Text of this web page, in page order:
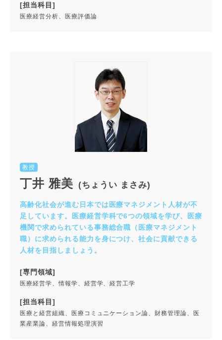
[担当科目]
医療経営分析、医療評価論
教授
丁井 雅美 (ちょうい まさみ)
高齢化社会が進む日本では医療マネジメント人材が不
足しています。医療経営学科で6つの領域を学び、医療
機関で求められている事務総合職（医療マネジメント
職）に求められる能力を身につけ、社会に貢献できる
人材を目指しましょう。
[専門領域]
医療経営学、情報学、経営学、経営工学
[担当科目]
医療と経営組織、医療コミュニケーション論、財務管理論、医
業産業論、経営情報処理演習